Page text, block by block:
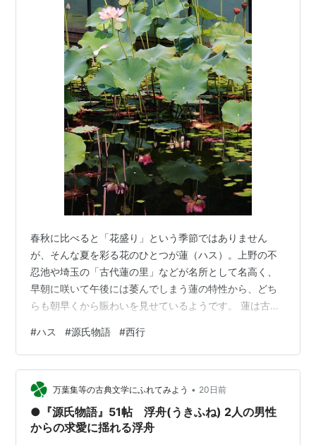
春秋に比べると「花盛り」という季節ではありません
が、そんな夏を彩る花のひとつが蓮（ハス）。上野の不
忍池や埼玉の「古代蓮の里」などが名所として名高く、
早朝に咲いて午後には萎んでしまう蓮の特性から、どち
らも朝早くから賑わいを見せているようです。 蓮は古名
在水」（世間の法（のり）に染まらざること、蓮華の水
に在るが如し）の影響もあり、泥の中にあっても美しい
花を咲かせることから、清浄さの象徴として万葉の時代
から多く歌に詠まれてきました。何首かご紹介します。
消え止まる ほどやは経べき たまさかに はちすの露の か
かるばかりを 契り置かむ この世ならでも…
#ハス #源氏物語 #西行
万葉集等の古典文学にふれてみよう • 20日前
●『源氏物語』51帖 浮舟(うきふね) 2人の男性
からの求愛に揺れる浮舟